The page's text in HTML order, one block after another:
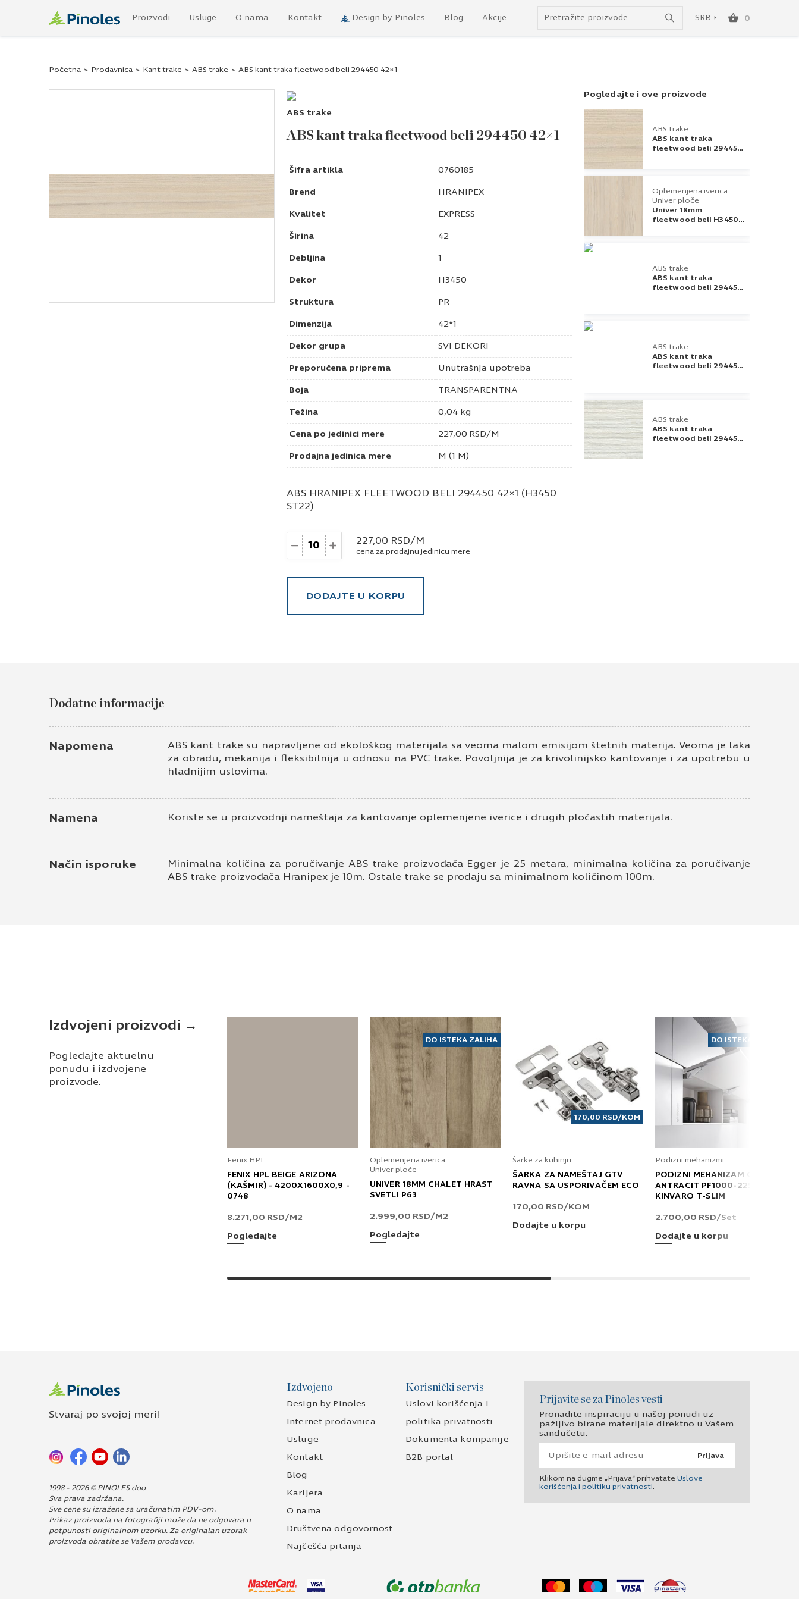
Proizvodi Usluge O nama Kontakt Design by Pinoles Blog Akcije SRB 0
Početna > Prodavnica > Kant trake > ABS trake > ABS kant traka fleetwood beli 294450 42×1
ABS trake
ABS kant traka fleetwood beli 294450 42×1
Šifra artikla 0760185
Brend HRANIPEX
Kvalitet EXPRESS
Širina 42
Debljina 1
Dekor H3450
Struktura PR
Dimenzija 42*1
Dekor grupa SVI DEKORI
Preporučena priprema Unutrašnja upotreba
Boja TRANSPARENTNA
Težina 0,04 kg
Cena po jedinici mere 227,00 RSD/M
Prodajna jedinica mere M (1 M)
ABS HRANIPEX FLEETWOOD BELI 294450 42×1 (H3450
ST22)
Količina 227,00 RSD/M
cena za prodajnu jedinicu mere
DODAJTE U KORPU
Pogledajte i ove proizvode
ABS trake
ABS kant traka
fleetwood beli 294450
Oplemenjena iverica -
Univer ploče
Univer 18mm
fleetwood beli H3450
ABS trake
ABS kant traka
fleetwood beli 294450
ABS trake
ABS kant traka
fleetwood beli 294450
ABS trake
ABS kant traka
fleetwood beli 294450
Dodatne informacije
Napomena
ABS kant trake su napravljene od ekološkog materijala sa veoma malom emisijom štetnih materija. Veoma je laka
za obradu, mekanija i fleksibilnija u odnosu na PVC trake. Povoljnija je za krivolinijsko kantovanje i za upotrebu u
hladnijim uslovima.
Namena Koriste se u proizvodnji nameštaja za kantovanje oplemenjene iverice i drugih pločastih materijala.
Način isporuke
Minimalna količina za poručivanje ABS trake proizvođača Egger je 25 metara, minimalna količina za poručivanje
ABS trake proizvođača Hranipex je 10m. Ostale trake se prodaju sa minimalnom količinom 100m.
Izdvojeni proizvodi →
Pogledajte aktuelnu
ponudu i izdvojene
proizvode.
Fenix HPL
FENIX HPL BEIGE ARIZONA
(KAŠMIR) - 4200X1600X0,9 -
0748
8.271,00 RSD/M2
Pogledajte
DO ISTEKA ZALIHA
Oplemenjena iverica -
Univer ploče
UNIVER 18MM CHALET HRAST
SVETLI P63
2.999,00 RSD/M2
Pogledajte
170,00 RSD/KOM
Šarke za kuhinju
ŠARKA ZA NAMEŠTAJ GTV
RAVNA SA USPORIVAČEM ECO
170,00 RSD/KOM
Dodajte u korpu
DO ISTEKA ZALIHA
Podizni mehanizmi
PODIZNI MEHANIZAM GRASS
ANTRACIT PF1000-2250 T
KINVARO T-SLIM
2.700,00 RSD/Set
Dodajte u korpu
Stvaraj po svojoj meri!
1998 - 2026 © PINOLES doo
Sva prava zadržana.
Sve cene su izražene sa uračunatim PDV-om.
Prikaz proizvoda na fotografiji može da ne odgovara u
potpunosti originalnom uzorku. Za originalan uzorak
proizvoda obratite se Vašem prodavcu.
Izdvojeno
Design by Pinoles
Internet prodavnica
Usluge
Kontakt
Blog
Karijera
O nama
Društvena odgovornost
Najčešća pitanja
Korisnički servis
Uslovi korišćenja i
politika privatnosti
Dokumenta kompanije
B2B portal
Prijavite se za Pinoles vesti
Pronađite inspiraciju u našoj ponudi uz
pažljivo birane materijale direktno u Vašem
sandučetu.
Prijava
Klikom na dugme „Prijava“ prihvatate Uslove
korišćenja i politiku privatnosti.